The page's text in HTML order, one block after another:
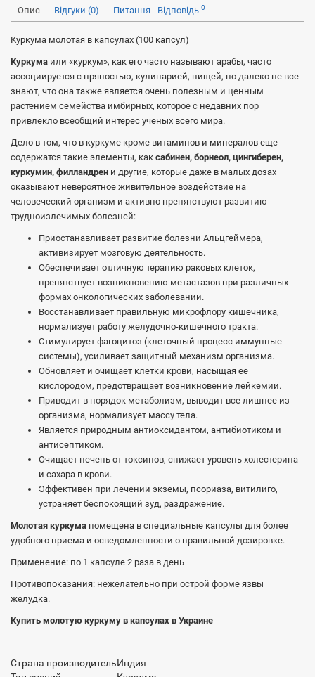
Опис Відгуки (0) Питання - Відповідь 0
Куркума молотая в капсулах (100 капсул)
Куркума или «куркум», как его часто называют арабы, часто
ассоциируется с пряностью, кулинарией, пищей, но далеко не все
знают, что она также является очень полезным и ценным
растением семейства имбирных, которое с недавних пор
привлекло всеобщий интерес ученых всего мира.
Дело в том, что в куркуме кроме витаминов и минералов еще
содержатся такие элементы, как сабинен, борнеол, цингиберен,
куркумин, филландрен и другие, которые даже в малых дозах
оказывают невероятное живительное воздействие на
человеческий организм и активно препятствуют развитию
трудноизлечимых болезней:
Приостанавливает развитие болезни Альцгеймера,
активизирует мозговую деятельность.
Обеспечивает отличную терапию раковых клеток,
препятствует возникновению метастазов при различных
формах онкологических заболевании.
Восстанавливает правильную микрофлору кишечника,
нормализует работу желудочно-кишечного тракта.
Стимулирует фагоцитоз (клеточный процесс иммунные
системы), усиливает защитный механизм организма.
Обновляет и очищает клетки крови, насыщая ее
кислородом, предотвращает возникновение лейкемии.
Приводит в порядок метаболизм, выводит все лишнее из
организма, нормализует массу тела.
Является природным антиоксидантом, антибиотиком и
антисептиком.
Очищает печень от токсинов, снижает уровень холестерина
и сахара в крови.
Эффективен при лечении экземы, псориаза, витилиго,
устраняет беспокоящий зуд, раздражение.
Молотая куркума помещена в специальные капсулы для более
удобного приема и осведомленности о правильной дозировке.
Применение: по 1 капсуле 2 раза в день
Противопоказания: нежелательно при острой форме язвы
желудка.
Купить молотую куркуму в капсулах в Украине
Страна производительИндия